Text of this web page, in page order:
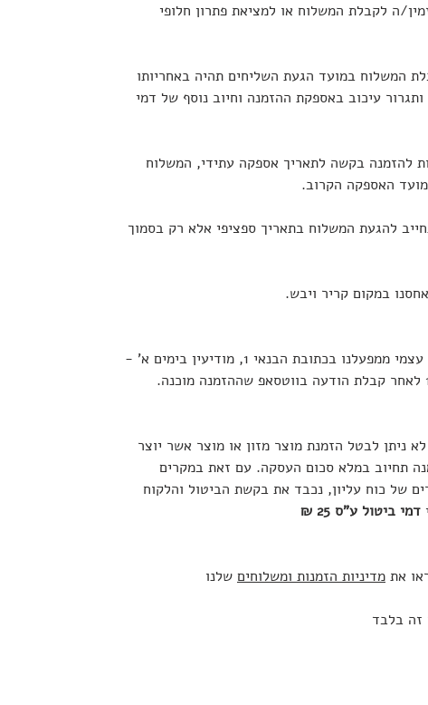
ה לקבלת המשלוח או למציאת פתרון חלופי
המשלוח במועד הגעת השליחים תהיה באחריותו
עיכוב באספקת ההזמנה וחיוב נוסף של דמי
להזמנה בקשה לתאריך אספקה עתידי, המשלוח
האספקה הקרוב.
להגעת המשלוח בתאריך ספציפי אלא רק בסמוך
במקום קריר ויבש.
ניתן לאסוף הזמנות באיסוף עצמי ממפעלנו בכתובת הבנאי 1, מודיעין בימים א' -
ניתן לבטל הזמנת מוצר מזון או מוצר אשר יוצר
תחיוב במלא סכום העסקה. עם זאת במקרים
של כוח עליון, נכבד את בקשת הביטול והלקוח
דמי ביטול ע"ס 25 ₪
את מדיניות הזמנות ומשלוחים שלנו
זה בלבד